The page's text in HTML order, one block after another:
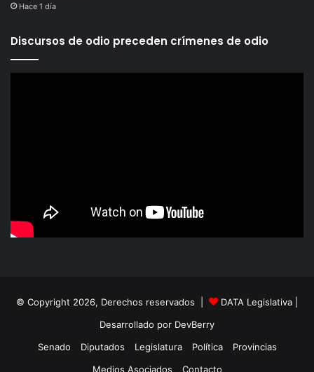
Hace 1 día
Discursos de odio preceden crímenes de odio
© Copyright 2026, Derechos reservados | DATA Legislativa
Desarrollado por DevBerry
Senado
Diputados Legislatura Política
Provincias
Medios Asociados
Contacto